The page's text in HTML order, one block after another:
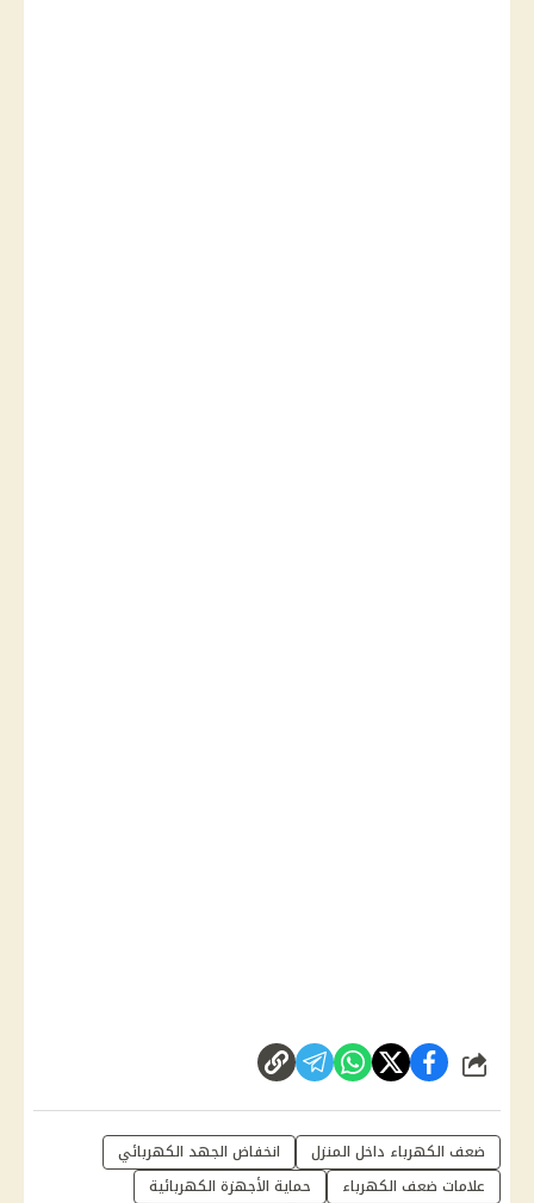
شارك
ضعف الكهرباء داخل المنزل
انخفاض الجهد الكهربائي
علامات ضعف الكهرباء
حماية الأجهزة الكهربائية